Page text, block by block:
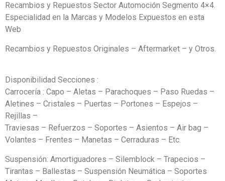
Recambios y Repuestos Sector Automoción Segmento 4×4.
Especialidad en la Marcas y Modelos Expuestos en esta
Web
Recambios y Repuestos Originales – Aftermarket – y Otros.
Disponibilidad Secciones :
Carrocería : Capo – Aletas – Parachoques – Paso Ruedas –
Aletines – Cristales – Puertas – Portones – Espejos –
Rejillas –
Traviesas – Refuerzos – Soportes – Asientos – Air bag –
Volantes – Frentes – Manetas – Cerraduras – Etc.
Suspensión: Amortiguadores – Silemblock – Trapecios –
Tirantas – Ballestas – Suspensión Neumática – Soportes